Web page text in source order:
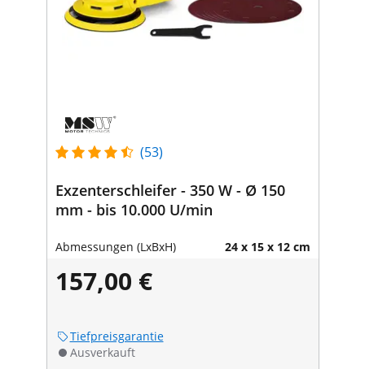
(53)
Exzenterschleifer - 350 W - Ø 150
mm - bis 10.000 U/min
Abmessungen (LxBxH) 24 x 15 x 12 cm
157,00 €
Tiefpreisgarantie
Ausverkauft